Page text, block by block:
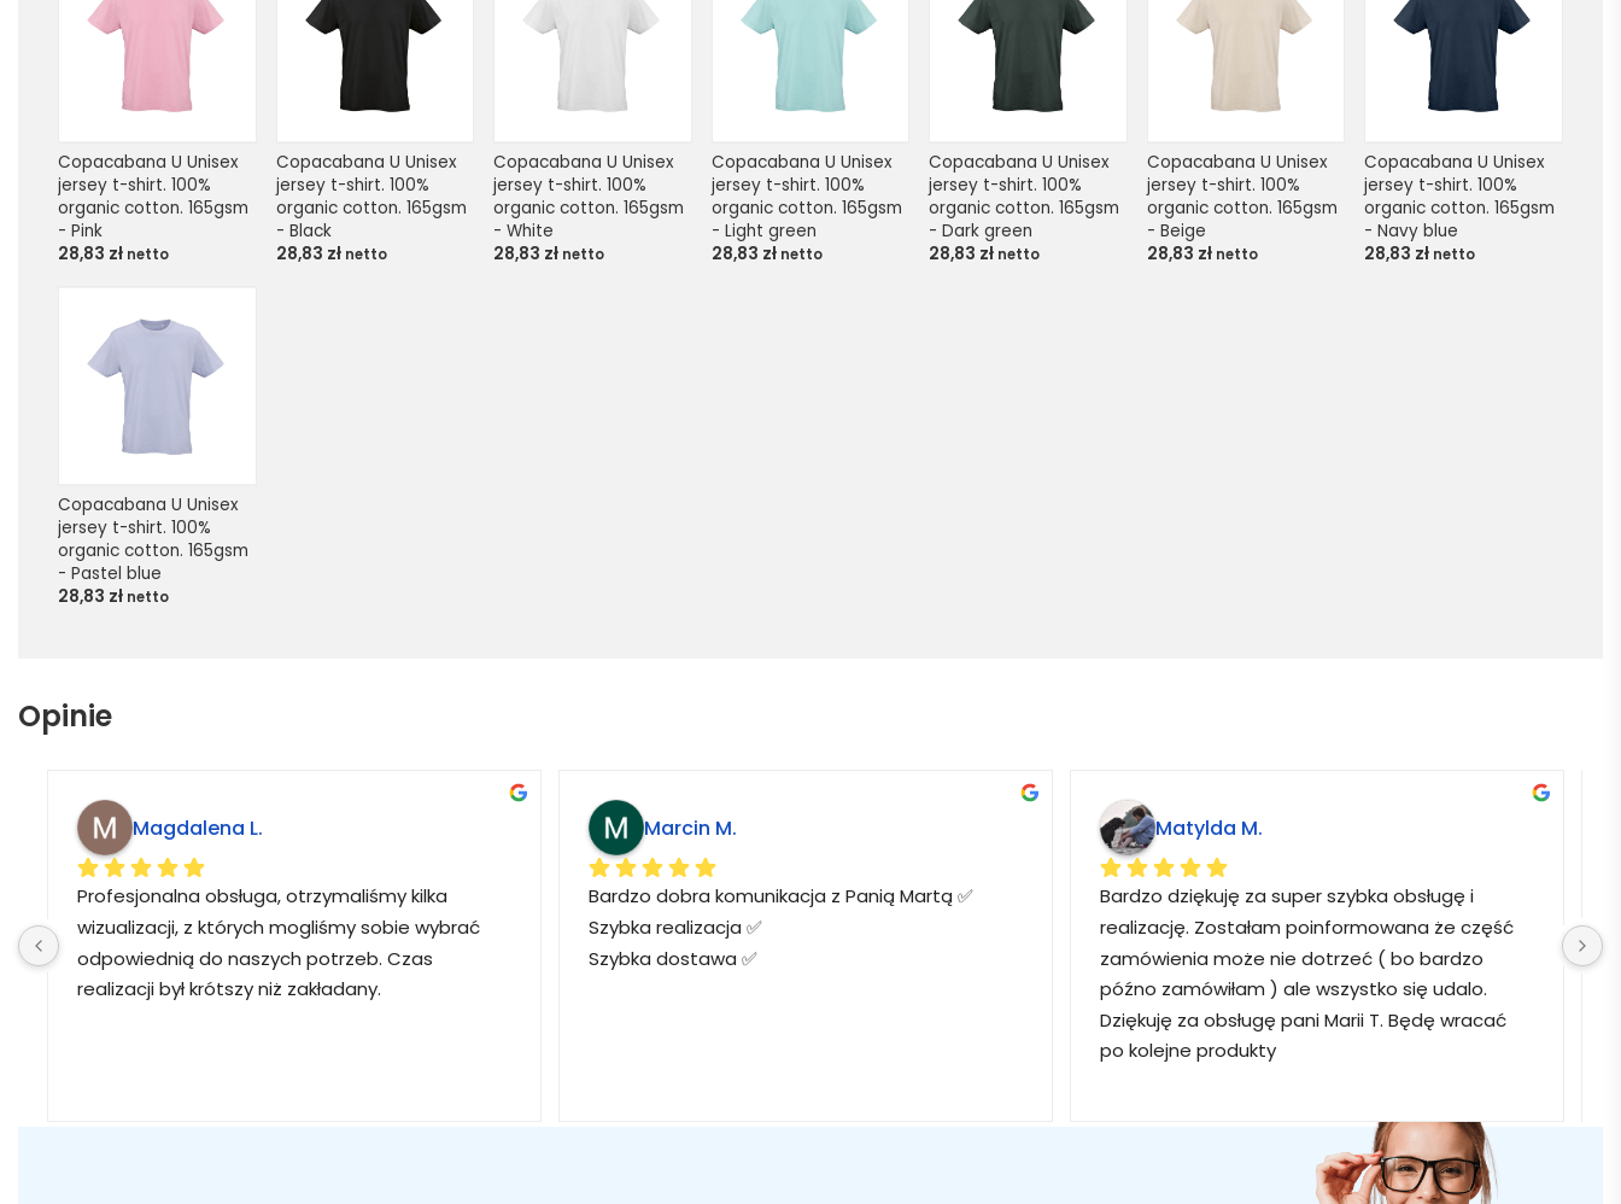
Copacabana U Unisex
jersey t-shirt. 100%
organic cotton. 165gsm
- Pink
28,83 zł netto
Copacabana U Unisex
jersey t-shirt. 100%
organic cotton. 165gsm
- Black
28,83 zł netto
Copacabana U Unisex
jersey t-shirt. 100%
organic cotton. 165gsm
- White
28,83 zł netto
Copacabana U Unisex
jersey t-shirt. 100%
organic cotton. 165gsm
- Light green
28,83 zł netto
Copacabana U Unisex
jersey t-shirt. 100%
organic cotton. 165gsm
- Dark green
28,83 zł netto
Copacabana U Unisex
jersey t-shirt. 100%
organic cotton. 165gsm
- Beige
28,83 zł netto
Copacabana U Unisex
jersey t-shirt. 100%
organic cotton. 165gsm
- Navy blue
28,83 zł netto
Copacabana U Unisex
jersey t-shirt. 100%
organic cotton. 165gsm
- Pastel blue
28,83 zł netto
Opinie
Magdalena L.
Profesjonalna obsługa, otrzymaliśmy kilka
wizualizacji, z których mogliśmy sobie wybrać
odpowiednią do naszych potrzeb. Czas
realizacji był krótszy niż zakładany.
Marcin M.
Bardzo dobra komunikacja z Panią Martą ✅
Szybka realizacja ✅
Szybka dostawa ✅
Matylda M.
Bardzo dziękuję za super szybka obsługę i
realizację. Zostałam poinformowana że część
zamówienia może nie dotrzeć ( bo bardzo
późno zamówiłam ) ale wszystko się udalo.
Dziękuję za obsługę pani Marii T. Będę wracać
po kolejne produkty